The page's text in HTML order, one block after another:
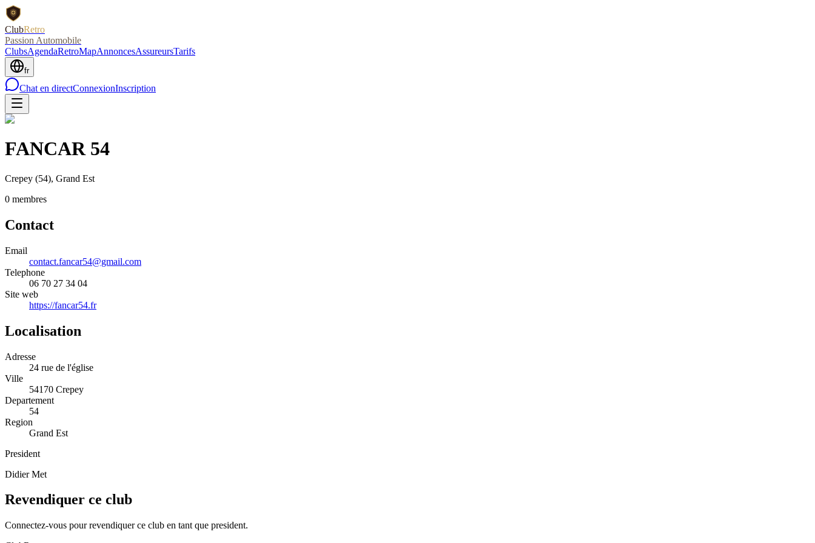
ClubRetro
Passion Automobile
ClubsAgendaRetroMapAnnoncesAssureursTarifs
fr
Chat en directConnexionInscription
FANCAR 54
Crepey (54), Grand Est
0 membres
Contact
Email
contact.fancar54@gmail.com
Telephone
06 70 27 34 04
Site web
https://fancar54.fr
Localisation
Adresse
24 rue de l'église
Ville
54170 Crepey
Departement
54
Region
Grand Est
President
Didier Met
Revendiquer ce club
Connectez-vous pour revendiquer ce club en tant que president.